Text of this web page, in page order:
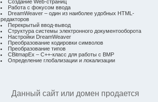
Создание Web-страниц
Работа с фокусом ввода
DreamWeaver – один из наиболее удобных HTML-
редакторов
Перекрытый ввод-вывод
Структура системы электронного документооборота
Настройки DreamWeaver
Преобразование кодировки символов
Преобразование типов
CBitmapEx – C++-класс для работы с BMP
Определение глобализации и локализации
Данный сайт или домен продается